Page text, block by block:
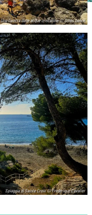
Una caletta dalle acque cristalline © Gilles banck
Spiaggia di Sainte Croix © Frédérique Cavalier